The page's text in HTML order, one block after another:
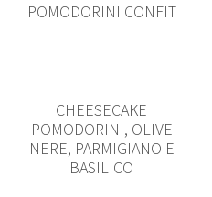
POMODORINI CONFIT
CHEESECAKE
POMODORINI, OLIVE
NERE, PARMIGIANO E
BASILICO